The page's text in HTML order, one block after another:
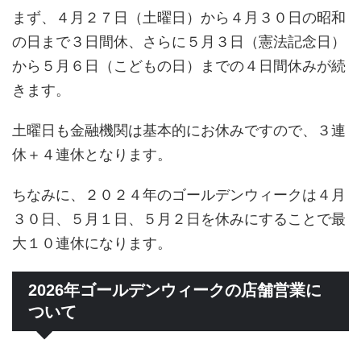
まず、４月２７日（土曜日）から４月３０日の昭和
の日まで３日間休、さらに５月３日（憲法記念日）
から５月６日（こどもの日）までの４日間休みが続
きます。
土曜日も金融機関は基本的にお休みですので、３連
休＋４連休となります。
ちなみに、２０２４年のゴールデンウィークは４月
３０日、５月１日、５月２日を休みにすることで最
大１０連休になります。
2026年ゴールデンウィークの店舗営業に
ついて